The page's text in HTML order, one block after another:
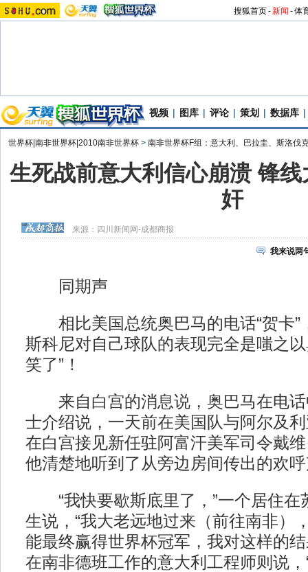
搜狐首页-新闻 -体
视频 | 图库 | 评论 | 策划 | 数据库 |
世界杯|南非世界杯|2010南非世界杯 > 南非世界杯F组：意大利、巴拉圭、斯洛伐
生死战前意大利信心崩溃 锋
奸
来源： 四川新闻网-成都商报
我来说两
同期声
相比美国总统奥巴马的电话“贺卡”
斯科尼对自己球队的表现完全是嗤之
笑了”！
来自白宫的消息说，奥巴马在电话
士介绍说，一天前在美国队与阿尔及
在白宫接见新任驻阿富汗美军司令戴
他清楚地听到了从旁边房间传出的欢
“我快要歇斯底里了，”一个居住在
生说，“我大老远地过来（前往南非）
能最终赢得世界杯冠军，我对这样的
在南非德班工作的意大利工程师则说